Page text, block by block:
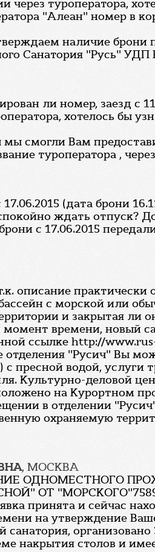
через туроператора,
"Алеан" номер в
наличие брони
Санатория "Русь" УДП
ли номер, заезд с
хотелось бы
мы смогли Вам
туроператора ,
(дата брони
ждать отпуск?
с 17.06.2015
описание практически
с морской или
и закрытая ли
времени, новый
ссылке http://
"Русич" Вы
с пресной водой,
Культурно-деловой
на Курортном
в отделении
охраняемую
, МОСКВА
ОДНОМЕСТНОГО
ОТ
принята и сейчас
на утверждение
санатория,
накрытия столов и